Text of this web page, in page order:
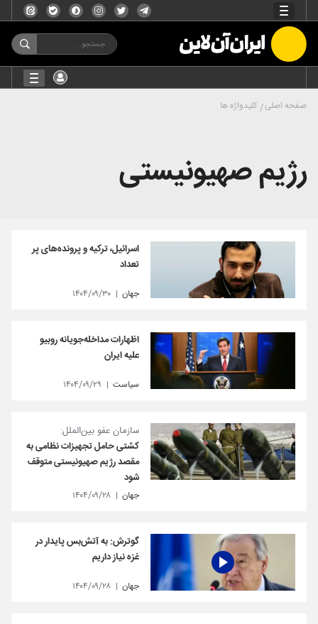
صفحه اصلی کلیدواژه ها
رژیم صهیونیستی
اسرائیل، ترکیه و پرونده‌های پر
تعداد
جهان ۱۴۰۴/۰۹/۳۰
اظهارات مداخله‌جویانه روبیو
علیه ایران
سیاست ۱۴۰۴/۰۹/۲۹
سازمان عفو بین‌الملل:
کشتی حامل تجهیزات نظامی به
مقصد رژیم صهیونیستی متوقف
شود
جهان ۱۴۰۴/۰۹/۲۸
گوترش: به آتش‌بس پایدار در
غزه نیاز داریم
جهان ۱۴۰۴/۰۹/۲۸